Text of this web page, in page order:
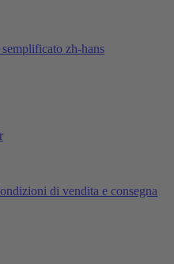
semplificato zh-hans
di vendita e consegna